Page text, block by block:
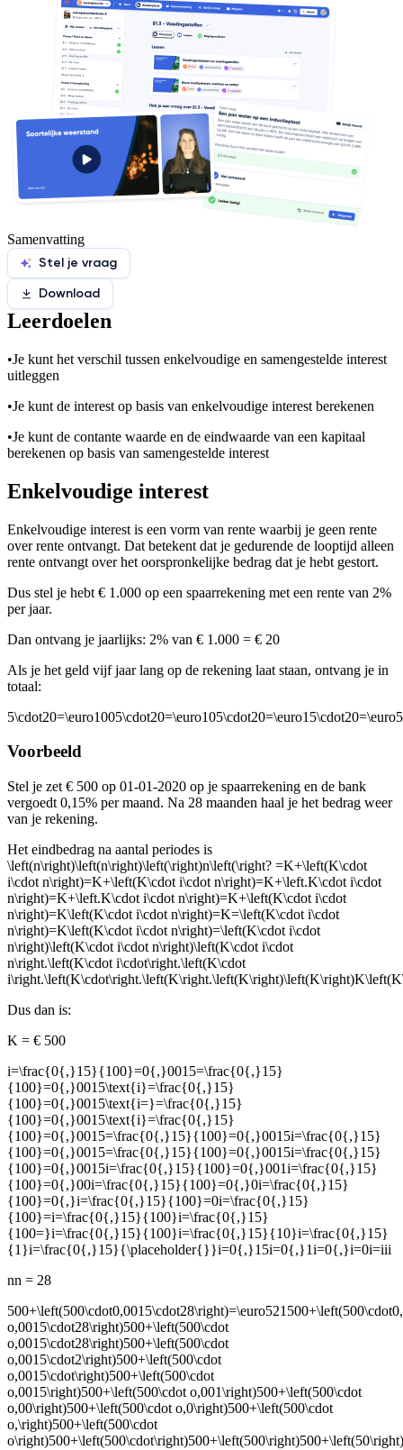
Samenvatting
Stel je vraag
Download
Leerdoelen
•Je kunt het verschil tussen enkelvoudige en samengestelde interest
uitleggen
•Je kunt de interest op basis van enkelvoudige interest berekenen
•Je kunt de contante waarde en de eindwaarde van een kapitaal
berekenen op basis van samengestelde interest
Enkelvoudige interest
Enkelvoudige interest is een vorm van rente waarbij je geen rente
over rente ontvangt. Dat betekent dat je gedurende de looptijd alleen
rente ontvangt over het oorspronkelijke bedrag dat je hebt gestort.
Dus stel je hebt € 1.000 op een spaarrekening met een rente van 2%
per jaar.
Dan ontvang je jaarlijks: 2% van € 1.000 = € 20
Als je het geld vijf jaar lang op de rekening laat staan, ontvang je in
totaal:
Voorbeeld
Stel je zet € 500 op 01-01-2020 op je spaarrekening en de bank
vergoedt 0,15% per maand. Na 28 maanden haal je het bedrag weer
van je rekening.
Het eindbedrag na aantal periodes is
\left(n\right)\left(n\right)\left(\right)n\left(\right? =K+\left(K\cdot
i\cdot n\right)=K+\left(K\cdot i\cdot n\right)=K+\left.K\cdot i\cdot
n\right)=K+\left.K\cdot i\cdot n\right)=K+\left(K\cdot i\cdot
n\right)=K\left(K\cdot i\cdot n\right)=K=\left(K\cdot i\cdot
n\right)=K\left(K\cdot i\cdot n\right)=\left(K\cdot i\cdot
n\right)\left(K\cdot i\cdot n\right)\left(K\cdot i\cdot
n\right.\left(K\cdot i\cdot\right.\left(K\cdot
Dus dan is:
K = € 500
i=\frac{0{,}15}{100}=0{,}0015=\frac{0{,}15}
{100}=0{,}0015\text{i}=\frac{0{,}15}
{100}=0{,}0015\text{i=}=\frac{0{,}15}
{100}=0{,}0015\text{i}=\frac{0{,}15}
{100}=0{,}0015=\frac{0{,}15}{100}=0{,}0015i=\frac{0{,}15}
{100}=0{,}0015=\frac{0{,}15}{100}=0{,}0015i=\frac{0{,}15}
{100}=0{,}0015i=\frac{0{,}15}{100}=0{,}001i=\frac{0{,}15}
{100}=0{,}00i=\frac{0{,}15}{100}=0{,}0i=\frac{0{,}15}
{100}=0{,}i=\frac{0{,}15}{100}=0i=\frac{0{,}15}
{100}=i=\frac{0{,}15}{100}i=\frac{0{,}15}
{100=}i=\frac{0{,}15}{100}i=\frac{0{,}15}{10}i=\frac{0{,}15}
{1}i=\frac{0{,}15}{\placeholder{}}i=0{,}15i=0{,}1i=0{,}i=0i=iii
nn = 28
o,0015\cdot28\right)500+\left(500\cdot
o,0015\cdot28\right)500+\left(500\cdot
o,0015\cdot2\right)500+\left(500\cdot
o,0015\cdot\right)500+\left(500\cdot
o,0015\right)500+\left(500\cdot o,001\right)500+\left(500\cdot
o,00\right)500+\left(500\cdot o,0\right)500+\left(500\cdot
o,\right)500+\left(500\cdot